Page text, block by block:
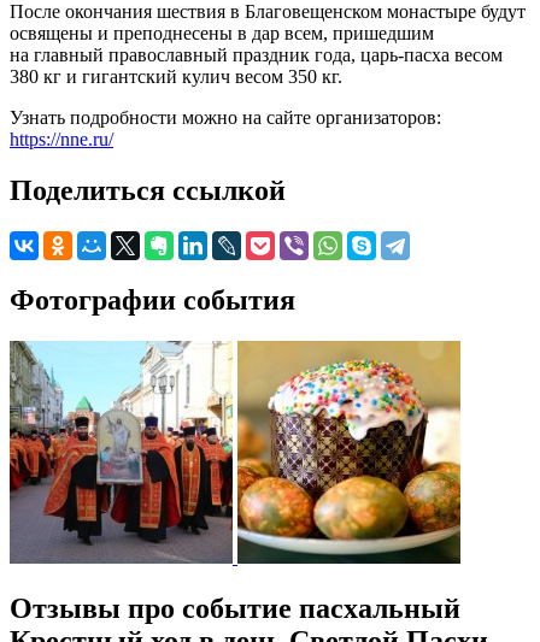
После окончания шествия в Благовещенском монастыре будут
освящены и преподнесены в дар всем, пришедшим
на главный православный праздник года, царь-пасха весом
380 кг и гигантский кулич весом 350 кг.
Узнать подробности можно на сайте организаторов:
https://nne.ru/
Поделиться ссылкой
Фотографии события
Отзывы про событие пасхальный